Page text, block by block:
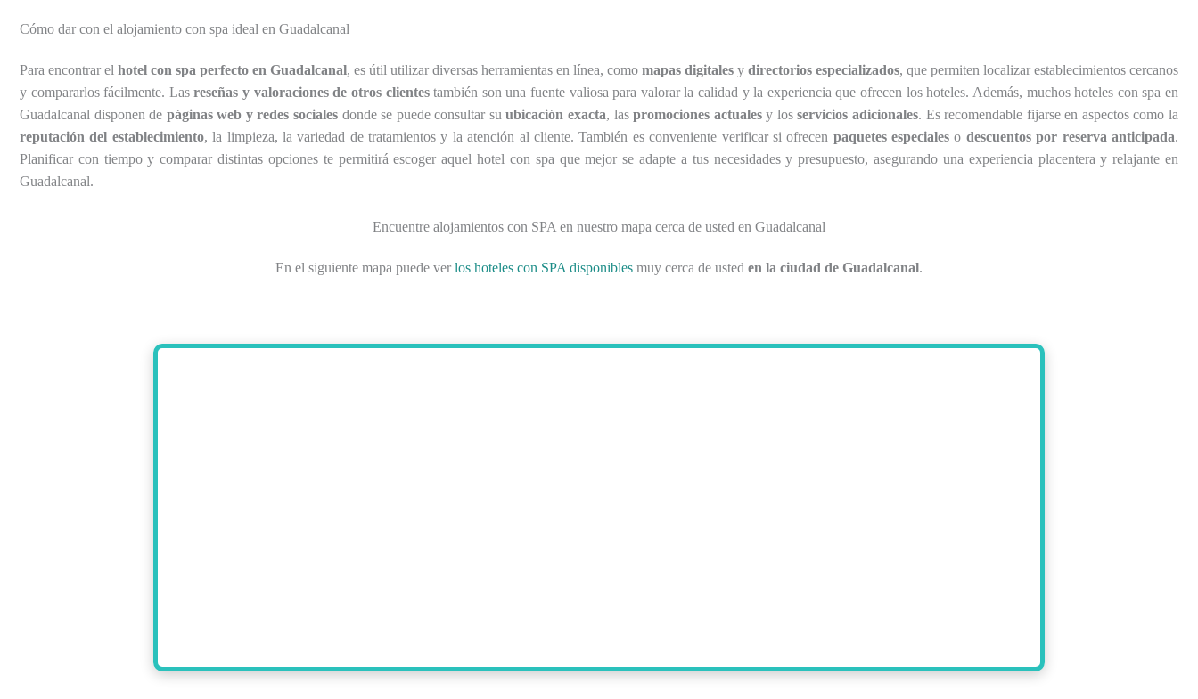
Cómo dar con el alojamiento con spa ideal en Guadalcanal
Para encontrar el hotel con spa perfecto en Guadalcanal, es útil utilizar diversas herramientas en línea, como mapas digitales y directorios especializados, que permiten localizar establecimientos cercanos
y compararlos fácilmente. Lasreseñas y valoraciones de otros clientestambién son una fuente valiosa para valorar la calidad y la experiencia que ofrecen los hoteles. Además, muchos hoteles con spa en
Guadalcanal disponen de páginas web y redes sociales donde se puede consultar suubicación exacta, laspromociones actualesy losservicios adicionales. Es recomendable fijarse en aspectos como la
reputación del establecimiento, la limpieza, la variedad de tratamientos y la atención al cliente. También es conveniente verificar si ofrecen paquetes especiales o descuentos por reserva anticipada.
Planificar con tiempo y comparar distintas opciones te permitirá escoger aquel hotel con spa que mejor se adapte a tus necesidades y presupuesto, asegurando una experiencia placentera y relajante en
Guadalcanal.
Encuentre alojamientos con SPA en nuestro mapa cerca de usted en Guadalcanal
En el siguiente mapa puede ver los hoteles con SPA disponibles muy cerca de usted en la ciudad de Guadalcanal.